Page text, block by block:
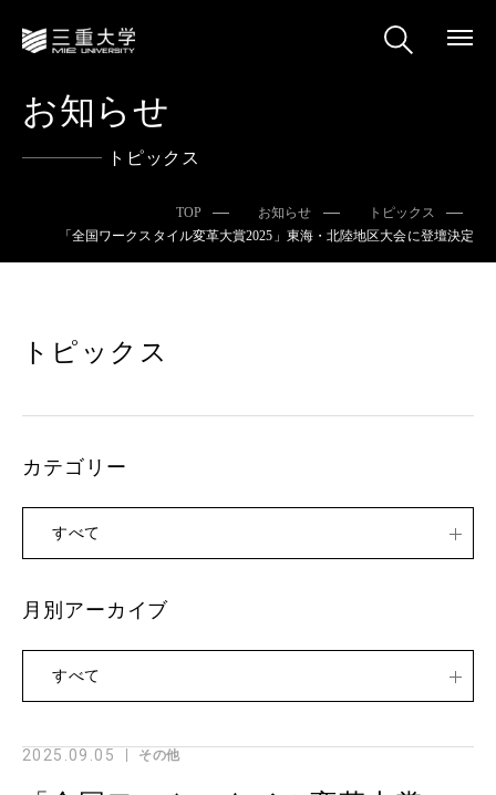
お知らせ
トピックス
TOP お知らせ
トピックス
「全国ワークスタイル変革大賞2025」東海・北陸地区大会に登壇決定
2025.09.05 その他
トピックス
カテゴリー
すべて
月別アーカイブ
すべて